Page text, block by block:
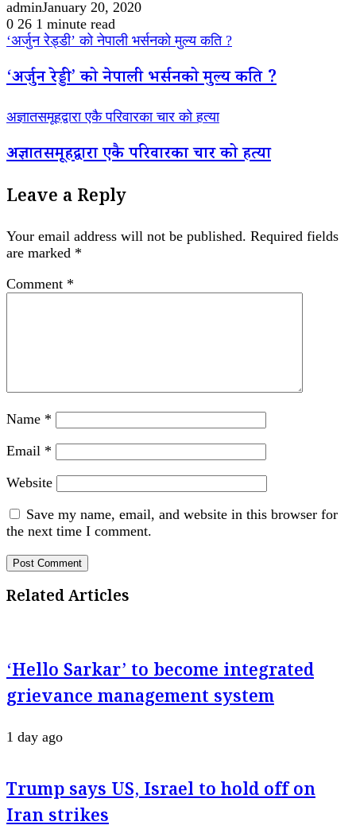
adminJanuary 20, 2020
0 26 1 minute read
‘अर्जुन रेड्डी’ को नेपाली भर्सनको मुल्य कति ?
‘अर्जुन रेड्डी’ को नेपाली भर्सनको मुल्य कति ?
अज्ञातसमूहद्वारा एकै परिवारका चार को हत्या
अज्ञातसमूहद्वारा एकै परिवारका चार को हत्या
Leave a Reply
Your email address will not be published. Required fields
are marked *
Comment *
Name *
Email *
Website
Save my name, email, and website in this browser for
the next time I comment.
Related Articles
‘Hello Sarkar’ to become integrated
grievance management system
1 day ago
Trump says US, Israel to hold off on
Iran strikes